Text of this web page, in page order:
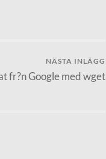
NÄSTA INLÄGG
fr?n Google med wget